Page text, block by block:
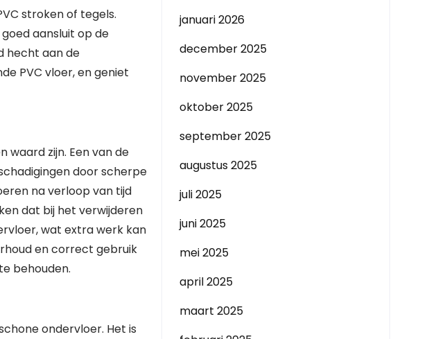
stroken of tegels.
aansluit op de
hecht aan de
PVC vloer, en geniet
waard zijn. Een van de
door scherpe
na verloop van tijd
dat bij het verwijderen
wat extra werk kan
en correct gebruik
behouden.
ondervloer. Het is
januari 2026
december 2025
november 2025
oktober 2025
september 2025
augustus 2025
juli 2025
juni 2025
mei 2025
april 2025
maart 2025